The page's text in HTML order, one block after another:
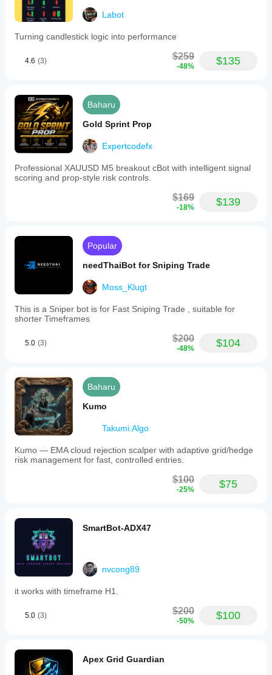
Labot
Turning candlestick logic into performance
4.6 (3) $259
-48% $135
Baharu
Gold Sprint Prop
Expertcodefx
Professional XAUUSD M5 breakout cBot with intelligent signal
scoring and prop-style risk controls.
$169
-18% $139
Popular
needThaiBot for Sniping Trade
Moss_Klugt
This is a Sniper bot is for Fast Sniping Trade , suitable for
shorter Timeframes
5.0 (3) $200
-48% $104
Baharu
Kumo
Takumi.Algo
Kumo — EMA cloud rejection scalper with adaptive grid/hedge
risk management for fast, controlled entries.
$100
-25% $75
SmartBot-ADX47
nvcong89
it works with timeframe H1.
5.0 (3) $200
-50% $100
Apex Grid Guardian